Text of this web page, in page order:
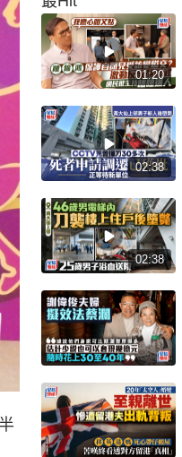
01:20
02:38
02:38